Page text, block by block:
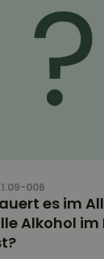
006
es im
Alkohol im